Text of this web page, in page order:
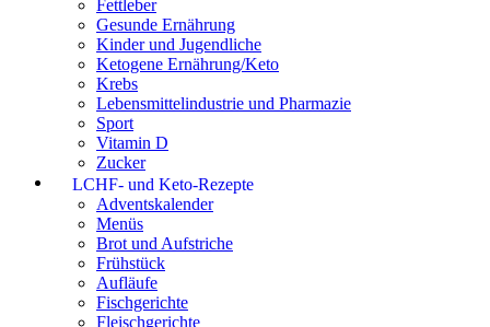
Fettleber
Gesunde Ernährung
Kinder und Jugendliche
Ketogene Ernährung/Keto
Krebs
Lebensmittelindustrie und Pharmazie
Sport
Vitamin D
Zucker
LCHF- und Keto-Rezepte
Adventskalender
Menüs
Brot und Aufstriche
Frühstück
Aufläufe
Fischgerichte
Fleischgerichte